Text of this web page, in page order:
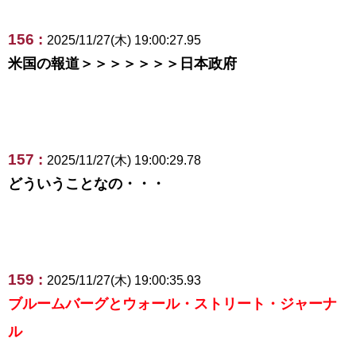
156 : 2025/11/27(木) 19:00:27.95
米国の報道＞＞＞＞＞＞＞日本政府
157 : 2025/11/27(木) 19:00:29.78
どういうことなの・・・
159 : 2025/11/27(木) 19:00:35.93
ブルームバーグとウォール・ストリート・ジャーナ
ル